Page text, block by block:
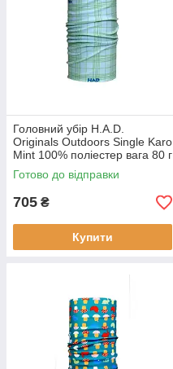
Головний убір H.A.D.
Originals Outdoors Single Karo
Mint 100% поліестер вага 80 г
розміри 41 х 19 см
сертифікат Oeko-Tex® Standa
Готово до відправки
705 ₴
Купити